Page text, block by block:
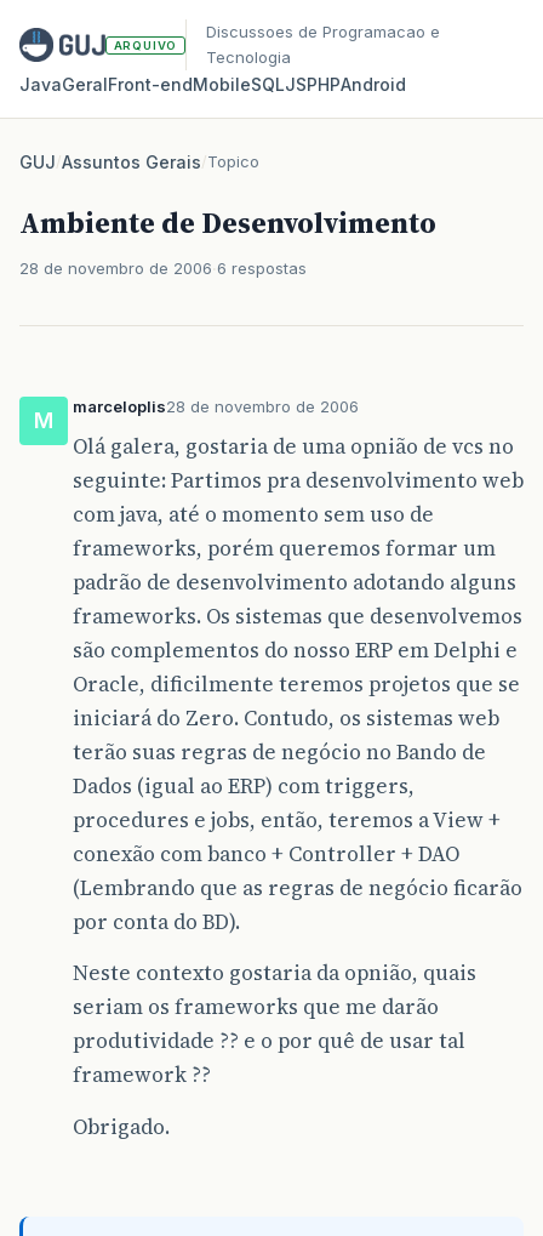
ARQUIVO
Discussoes de Programacao e
Tecnologia
JavaGeralFront‑endMobileSQLJSPHPAndroid
GUJ/Assuntos Gerais/Topico
Ambiente de Desenvolvimento
28 de novembro de 2006 6 respostas
M
marceloplis28 de novembro de 2006
Olá galera, gostaria de uma opnião de vcs no
seguinte: Partimos pra desenvolvimento web
com java, até o momento sem uso de
frameworks, porém queremos formar um
padrão de desenvolvimento adotando alguns
frameworks. Os sistemas que desenvolvemos
são complementos do nosso ERP em Delphi e
Oracle, dificilmente teremos projetos que se
iniciará do Zero. Contudo, os sistemas web
terão suas regras de negócio no Bando de
Dados (igual ao ERP) com triggers,
procedures e jobs, então, teremos a View +
conexão com banco + Controller + DAO
(Lembrando que as regras de negócio ficarão
por conta do BD).
Neste contexto gostaria da opnião, quais
seriam os frameworks que me darão
produtividade ?? e o por quê de usar tal
framework ??
Obrigado.